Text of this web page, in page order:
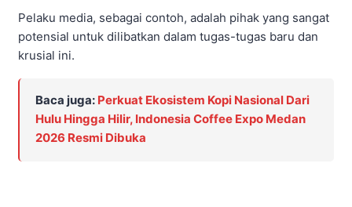
Pelaku media, sebagai contoh, adalah pihak yang sangat
potensial untuk dilibatkan dalam tugas-tugas baru dan
krusial ini.
Baca juga: Perkuat Ekosistem Kopi Nasional Dari
Hulu Hingga Hilir, Indonesia Coffee Expo Medan
2026 Resmi Dibuka